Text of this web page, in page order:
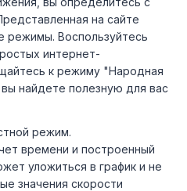
на сайте
режимы. Воспользуйтесь
интернет-
к режиму "Народная
найдете полезную для вас
режим.
времени и построенный
уложиться в график и не
значения скорости